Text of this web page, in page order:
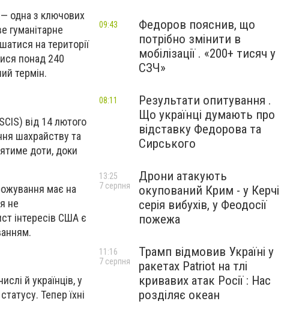
— одна з ключових
гуманітарне
на території
понад 240
термін.
від 14 лютого
шахрайству та
доти, доки
має на
не
інтересів США є
й українців, у
Тепер їхні
Федоров пояснив, що
потрібно змінити в
мобілізації . «200+ тисяч у
СЗЧ»
09:43
Результати опитування .
Що українці думають про
відставку Федорова та
Сирського
08:11
Дрони атакують
окупований Крим - у Керчі
серія вибухів, у Феодосії
пожежа
13:25
7 серпня
Трамп відмовив Україні у
ракетах Patriot на тлі
кривавих атак Росії : Нас
розділяє океан
11:16
7 серпня